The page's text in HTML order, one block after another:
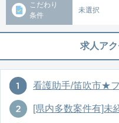
こだわり
条件
未選択
求人ア
看護助手/笛吹市★
[県内多数案件有]未